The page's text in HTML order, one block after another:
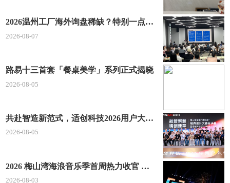
2026温州工厂海外询盘稀缺？特别一点AI 短视频引流 + 麦穗智能获客谷歌定制独立站双渠道拓客！
2026-08-07
路易十三首套「餐桌美学」系列正式揭晓
2026-08-05
共赴智造新范式，适创科技2026用户大会将于深圳启幕
2026-08-05
2026 梅山湾海浪音乐季首周热力收官 文体旅深度融合点燃滨海夏日经济
2026-08-03